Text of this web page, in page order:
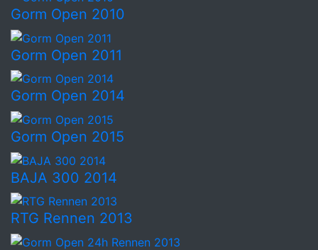
Gorm Open 2010
Gorm Open 2011
Gorm Open 2014
Gorm Open 2015
BAJA 300 2014
RTG Rennen 2013